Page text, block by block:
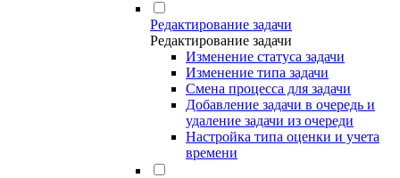
Редактирование задачи
Редактирование задачи
Изменение статуса задачи
Изменение типа задачи
Смена процесса для задачи
Добавление задачи в очередь и
удаление задачи из очереди
Настройка типа оценки и учета
времени